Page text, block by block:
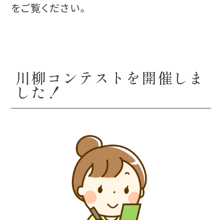
をご覧ください。
川柳コンテストを開催しま
した！